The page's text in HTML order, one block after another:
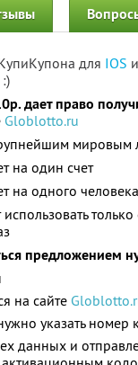
для IOS
дает право
Globlotto.ru
мировым
на один счет
на одного человека
предложением
на сайте
указать номер
данных и